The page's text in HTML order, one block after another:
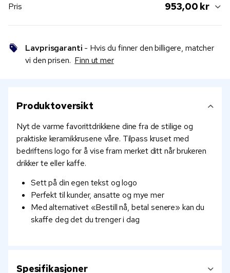
Pris 953,00 kr
Lavprisgaranti - Hvis du finner den billigere, matcher
vi den prisen. Finn ut mer
Produktoversikt
Nyt de varme favorittdrikkene dine fra de stilige og
praktiske keramikkrusene våre. Tilpass kruset med
bedriftens logo for å vise fram merket ditt når brukeren
drikker te eller kaffe.
Sett på din egen tekst og logo
Perfekt til kunder, ansatte og mye mer
Med alternativet «Bestill nå, betal senere» kan du
skaffe deg det du trenger i dag
Spesifikasjoner